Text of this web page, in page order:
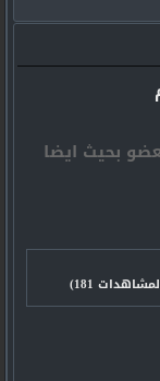
بحيث ايضا